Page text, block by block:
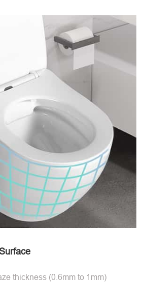
thickness (0.6mm to 1mm)